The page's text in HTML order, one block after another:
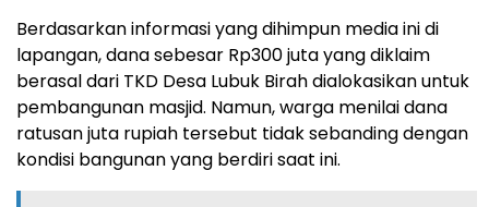
Berdasarkan informasi yang dihimpun media ini di
lapangan, dana sebesar Rp300 juta yang diklaim
berasal dari TKD Desa Lubuk Birah dialokasikan untuk
pembangunan masjid. Namun, warga menilai dana
ratusan juta rupiah tersebut tidak sebanding dengan
kondisi bangunan yang berdiri saat ini.